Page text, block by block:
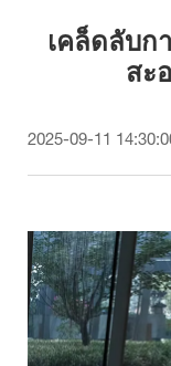
เคล็ดลับก
สะ
2025-09-11